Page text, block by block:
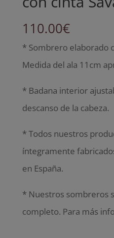
110.00€
* Sombrero elaborado
Medida del ala 11cm
* Badana interior
descanso de la cabeza.
* Todos nuestros
íntegramente
en España.
* Nuestros sombreros
completo. Para más